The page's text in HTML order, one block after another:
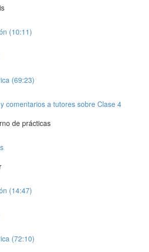
(10:11)
(69:23)
comentarios a tutores sobre Clase 4
de prácticas
(14:47)
(72:10)